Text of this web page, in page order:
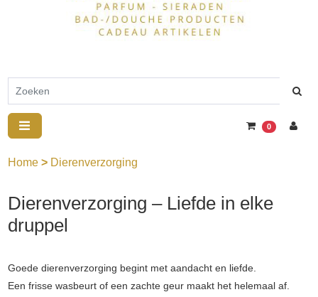
0
Home > Dierenverzorging
Dierenverzorging – Liefde in elke
druppel
Goede dierenverzorging begint met aandacht en liefde.
Een frisse wasbeurt of een zachte geur maakt het helemaal af.